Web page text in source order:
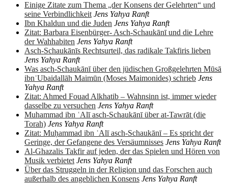
Einige Zitate zum Thema „der Konsens der Gelehrten“ und
seine Verbindlichkeit Jens Yahya Ranft
Ibn Khaldun und die Juden Jens Yahya Ranft
Zitat: Barbara Eisenbürger- Asch-Schaukānī und die Lehre
der Wahhabiten Jens Yahya Ranft
Asch-Schaukānīs Rechtsurteil, das radikale Takfiris lieben
Jens Yahya Ranft
Was asch-Schaukānī über den jüdischen Großgelehrten Mūsā
ibnʿUbaidallāh Maimūn (Moses Maimonides) schrieb Jens
Yahya Ranft
Zitat: Ahmed Fouad Alkhatib – Wahnsinn ist, immer wieder
dasselbe zu versuchen Jens Yahya Ranft
Muhammad ibn ʿAlī asch-Schaukānī über at-Tawrāt (die
Torah) Jens Yahya Ranft
Zitat: Muḥammad ibn ʿAlī asch-Schaukānī – Es spricht der
Geringe, der Gefangene des Versäumnisses Jens Yahya Ranft
Al-Ghazalis Takfir auf jeden, der das Spielen und Hören von
Musik verbietet Jens Yahya Ranft
Über das Struggeln in der Religion und das Forschen auch
außerhalb des angeblichen Konsens Jens Yahya Ranft